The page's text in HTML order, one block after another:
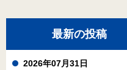
最新の投稿
2026年07月31日